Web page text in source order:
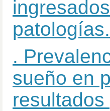
patologías.
.
sueño en